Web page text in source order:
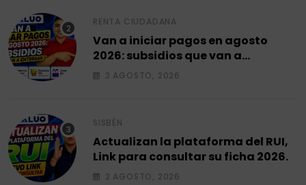
RENTA CIUDADANA
Van a iniciar pagos en agosto
2026: subsidios que van a
entregar.
3 AGOSTO, 2026
SISBÉN
Actualizan la plataforma del RUI,
Link para consultar su ficha 2026.
2 AGOSTO, 2026